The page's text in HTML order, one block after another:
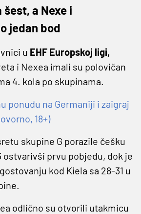
a Nexe i
jedan bod
u EHF Europskoj ligi,
i Nexea imali su polovičan
4. kola po skupinama.
ponudu na Germaniji i zaigraj
18+)
skupine G porazile češku
ostvarivši prvu pobjedu, dok je
kod Kiela sa 28-31 u
odlično su otvorili utakmicu